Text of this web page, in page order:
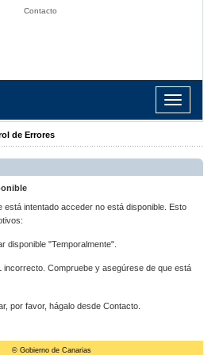
Contacto
Toggle
navigation
de Errores
está intentado acceder no está disponible. Esto
disponible "Temporalmente".
incorrecto. Compruebe y asegúrese de que está
por favor, hágalo desde Contacto.
© Gobierno de Canarias